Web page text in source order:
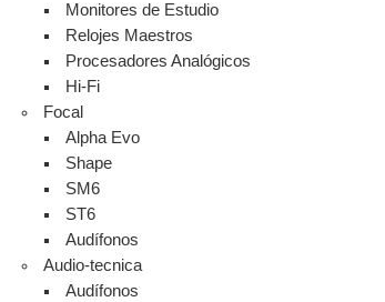
Monitores de Estudio
Relojes Maestros
Procesadores Analógicos
Hi-Fi
Focal
Alpha Evo
Shape
SM6
ST6
Audífonos
Audio-tecnica
Audífonos